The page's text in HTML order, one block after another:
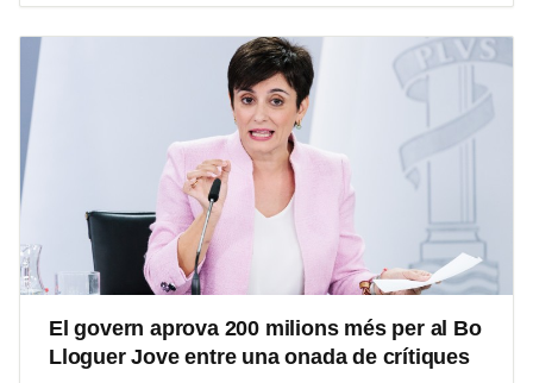
El govern aprova 200 milions més per al Bo
Lloguer Jove entre una onada de crítiques